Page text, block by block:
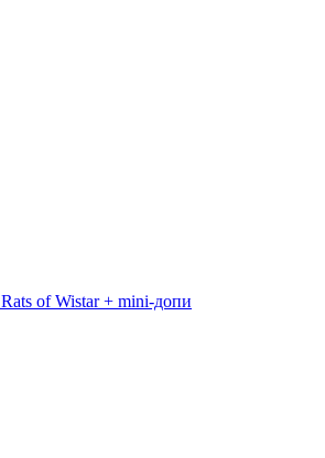
of Wistar + mini-допи